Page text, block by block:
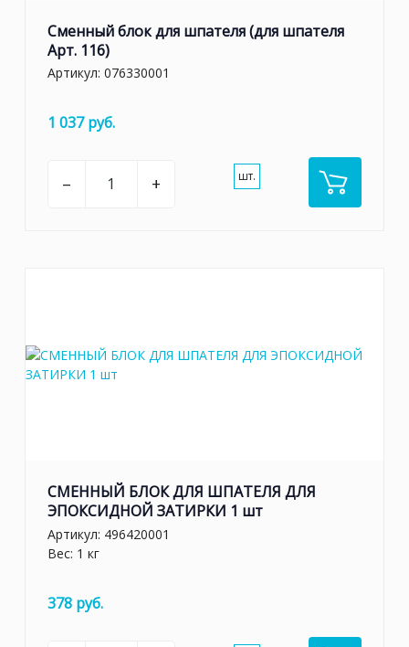
Сменный блок для шпателя (для шпателя
Арт. 116)
Артикул: 076330001
1 037 руб.
– + шт.
СМЕННЫЙ БЛОК ДЛЯ ШПАТЕЛЯ ДЛЯ
ЭПОКСИДНОЙ ЗАТИРКИ 1 шт
Артикул: 496420001
Вес: 1 кг
378 руб.